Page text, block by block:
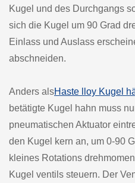
Kugel und des Durchgangs
sich die Kugel um 90 Grad
Einlass und Auslass
abschneiden.
Anders alsHaste lloy Kugel
betätigte Kugel hahn muss
pneumatischen Aktuator
den Kugel kern an, um 0-90
kleines Rotations
Kugel ventils steuern. Der